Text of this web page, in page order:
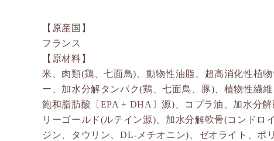
【原産国】
フランス
【原材料】
米、肉類(鶏、七面鳥)、動物性油脂、超高消化性植
ー、加水分解タンパク(鶏、七面鳥、豚)、植物性繊
飽和脂肪酸〔EPA + DHA〕源)、コプラ油、加水分
リーゴールド(ルテイン源)、加水分解軟骨(コンドロ
ジン、タウリン、DL-メチオニン)、ゼオライト、ポ